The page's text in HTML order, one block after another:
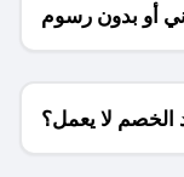
أو بدون رسوم
الشحن ؟
الخصم لا يعمل؟